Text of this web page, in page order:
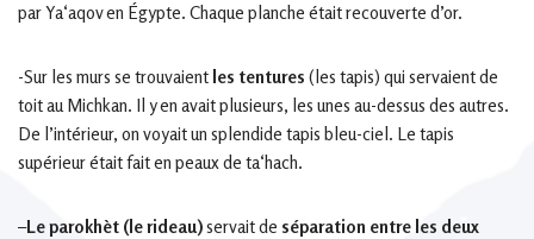
par Ya‘aqov en Égypte. Chaque planche était recouverte d’or.
-Sur les murs se trouvaient les tentures (les tapis) qui servaient de
toit au Michkan. Il y en avait plusieurs, les unes au-dessus des autres.
De l’intérieur, on voyait un splendide tapis bleu-ciel. Le tapis
supérieur était fait en peaux de ta‘hach.
–Le parokhèt (le rideau)servait de séparation entre les deux